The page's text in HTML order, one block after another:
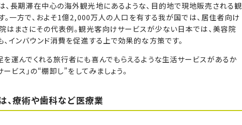
長期滞在中心の海外観光地にあるような、目的地で現地販売される観
一方で、およそ1億2,000万人の人口を有する我が国では、居住者向け
はまさにその代表例。観光客向けサービスが少ない日本では、美容院
インバウンド消費を促進する上で効果的な方策です。
運んでくれる旅行者にも喜んでもらえるような生活サービスがあるか
ビス」の“棚卸し”をしてみましょう。
、療術や歯科など医療業